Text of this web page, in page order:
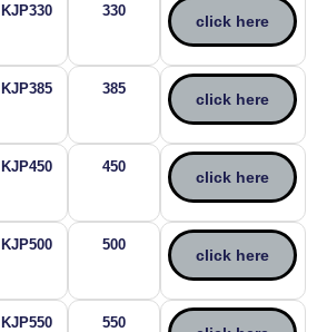
click here
330
KJP330
click here
385
KJP385
click here
450
KJP450
click here
500
KJP500
550
KJP550